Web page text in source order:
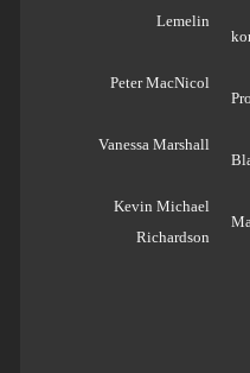
Lemelin
Peter MacNicol
Vanessa Marshall
Kevin Michael
Richardson